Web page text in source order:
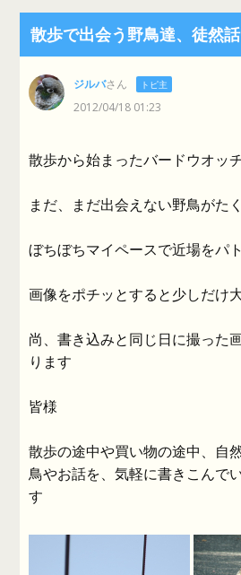
散歩で出会う野鳥達、徒然話
ジルバさん トピ主
2012/04/18 01:23
散歩から始まったバードウオッ
まだ、まだ出会えない野鳥がた
ぼちぼちマイペースで近場をパ
画像をポチッとすると少しだけ
尚、書き込みと同じ日に撮った
ります
皆様
散歩の途中や買い物の途中、自
鳥やお話を、気軽に書きこんで
す